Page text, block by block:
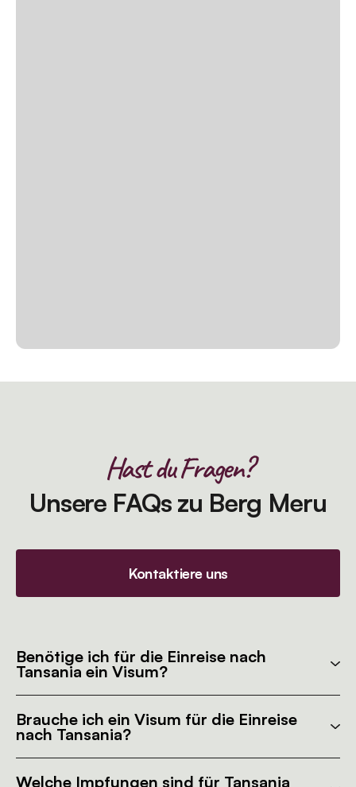
Hast du Fragen?
Unsere FAQs zu Berg Meru
Kontaktiere uns
Benötige ich für die Einreise nach
Tansania ein Visum?
Brauche ich ein Visum für die Einreise
nach Tansania?
Welche Impfungen sind für Tansania